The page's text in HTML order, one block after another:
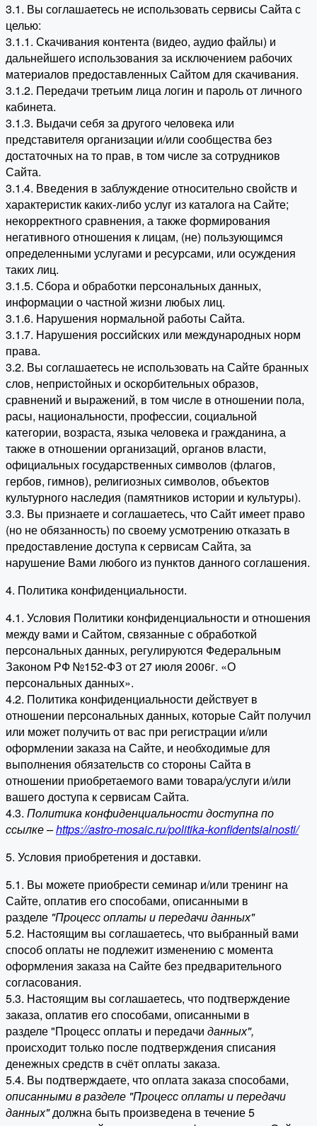
3.1. Вы соглашаетесь не использовать сервисы Сайта с
целью:
3.1.1. Скачивания контента (видео, аудио файлы) и
дальнейшего использования за исключением рабочих
материалов предоставленных Сайтом для скачивания.
3.1.2. Передачи третьим лица логин и пароль от личного
кабинета.
3.1.3. Выдачи себя за другого человека или
представителя организации и/или сообщества без
достаточных на то прав, в том числе за сотрудников
Сайта.
3.1.4. Введения в заблуждение относительно свойств и
характеристик каких-либо услуг из каталога на Сайте;
некорректного сравнения, а также формирования
негативного отношения к лицам, (не) пользующимся
определенными услугами и ресурсами, или осуждения
таких лиц.
3.1.5. Сбора и обработки персональных данных,
информации о частной жизни любых лиц.
3.1.6. Нарушения нормальной работы Сайта.
3.1.7. Нарушения российских или международных норм
права.
3.2. Вы соглашаетесь не использовать на Сайте бранных
слов, непристойных и оскорбительных образов,
сравнений и выражений, в том числе в отношении пола,
расы, национальности, профессии, социальной
категории, возраста, языка человека и гражданина, а
также в отношении организаций, органов власти,
официальных государственных символов (флагов,
гербов, гимнов), религиозных символов, объектов
культурного наследия (памятников истории и культуры).
3.3. Вы признаете и соглашаетесь, что Сайт имеет право
(но не обязанность) по своему усмотрению отказать в
предоставление доступа к сервисам Сайта, за
нарушение Вами любого из пунктов данного соглашения.
4. Политика конфиденциальности.
4.1. Условия Политики конфиденциальности и отношения
между вами и Сайтом, связанные с обработкой
персональных данных, регулируются Федеральным
Законом РФ №152-ФЗ от 27 июля 2006г. «О
персональных данных».
4.2. Политика конфиденциальности действует в
отношении персональных данных, которые Сайт получил
или может получить от вас при регистрации и/или
оформлении заказа на Сайте, и необходимые для
выполнения обязательств со стороны Сайта в
отношении приобретаемого вами товара/услуги и/или
вашего доступа к сервисам Сайта.
4.3. Политика конфиденциальности доступна по
ссылке –https://astro-mosaic.ru/politika-konfidentsialnosti/
5. Условия приобретения и доставки.
5.1. Вы можете приобрести семинар и/или тренинг на
Сайте, оплатив его способами, описанными в
разделе "Процесс оплаты и передачи данных"
5.2. Настоящим вы соглашаетесь, что выбранный вами
способ оплаты не подлежит изменению с момента
оформления заказа на Сайте без предварительного
согласования.
5.3. Настоящим вы соглашаетесь, что подтверждение
заказа, оплатив его способами, описанными в
разделе "Процесс оплаты и передачи данных",
происходит только после подтверждения списания
денежных средств в счёт оплаты заказа.
5.4. Вы подтверждаете, что оплата заказа способами,
описанными в разделе "Процесс оплаты и передачи
данных"должна быть произведена в течение 5